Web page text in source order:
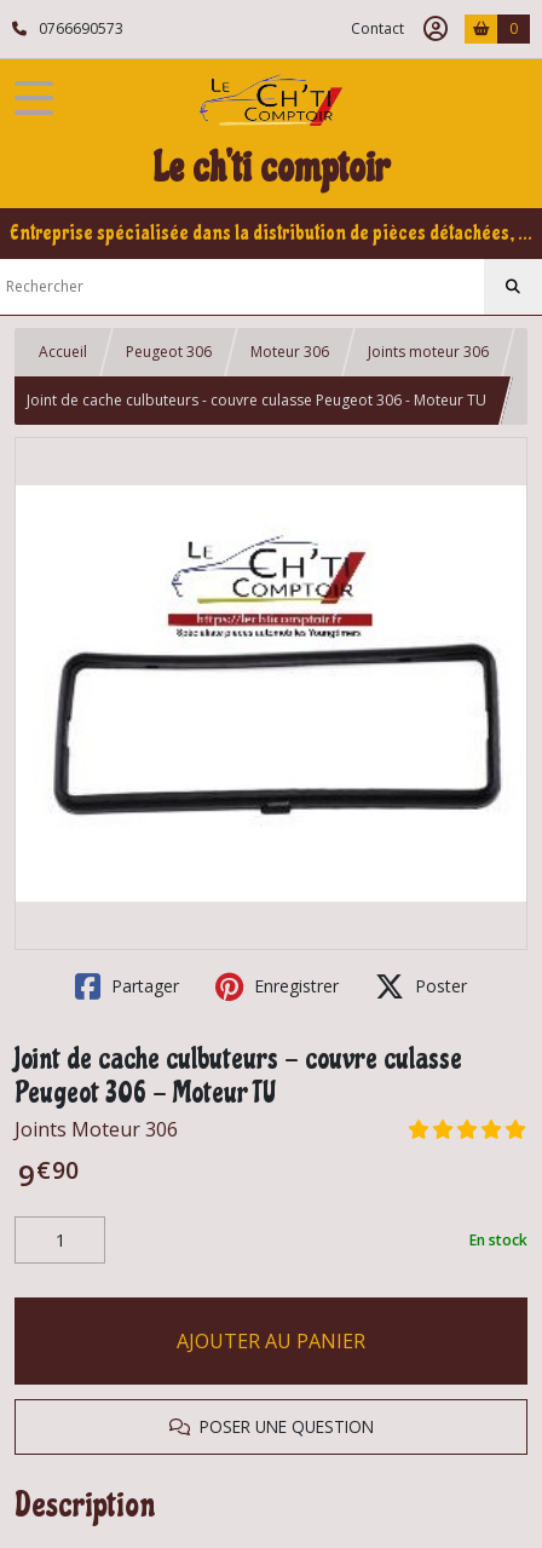
0766690573 Contact 0
Le ch'ti comptoir
Entreprise spécialisée dans la distribution de pièces détachées, refabrication pour voitures Yountimers Peugeot 205 GTI, 309 GTI - GTI16
Accueil Peugeot 306 Moteur 306 Joints moteur 306
Joint de cache culbuteurs - couvre culasse Peugeot 306 - Moteur TU
Partager Enregistrer Poster
Joint de cache culbuteurs - couvre culasse
Peugeot 306 - Moteur TU
Joints Moteur 306
9€90
En stock
AJOUTER AU PANIER
POSER UNE QUESTION
Description